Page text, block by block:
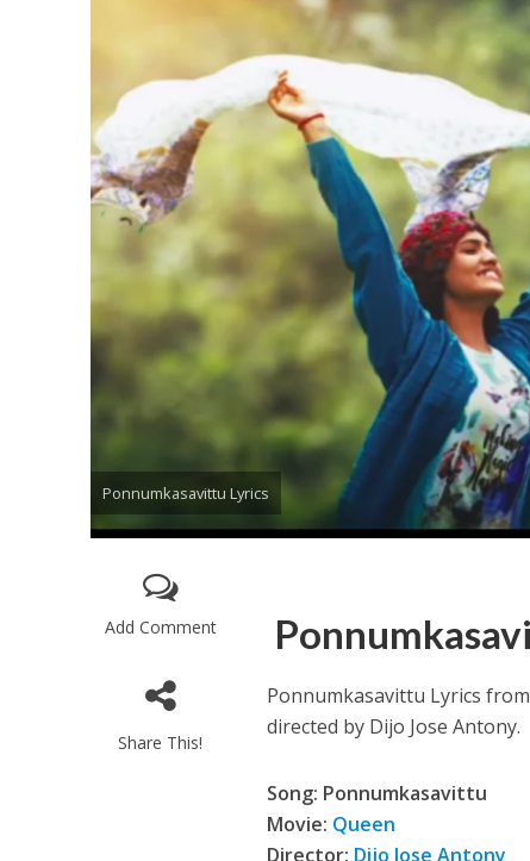
Ponni Nadhi
Alakadal Lyrics
Ponnumkasavittu Lyrics
Add Comment
Share This!
Ponnumkasavittu Lyrics
directed by Dijo Jose Antony.
Song: Ponnumkasavittu
Movie: Queen
Director: Dijo Jose Antony